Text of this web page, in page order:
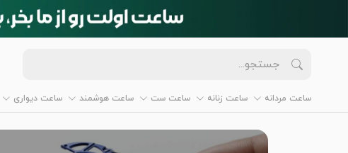
ساعت مردانه ساعت زنانه ساعت ست ساعت هوشمند ساعت دیواری